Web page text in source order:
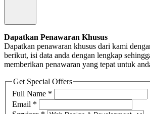
Dapatkan Penawaran Khusus
Dapatkan penawaran khusus dari kami
berikut, isi data anda dengan lengkap
memberikan penawaran yang tepat untuk
Get Special Offers
Full Name *
Email *